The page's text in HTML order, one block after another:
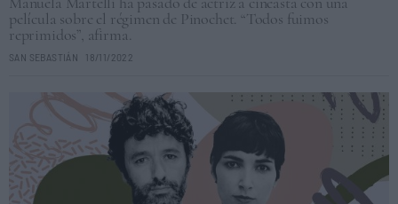
película sobre el régimen de Pinochet. “Todos fuimos
reprimidos”, afirma.
SAN SEBASTIÁN 18/11/2022